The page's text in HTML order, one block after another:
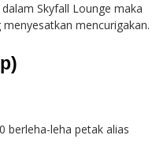
Skyfall Lounge maka
mencurigakan.
berleha-leha petak alias